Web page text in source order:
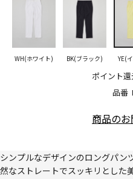
品番
ポイント
WH(ホワイト) BK(ブラック) YE(
商品の
シンプルなデザインのロングパン
然なストレートでスッキリとした